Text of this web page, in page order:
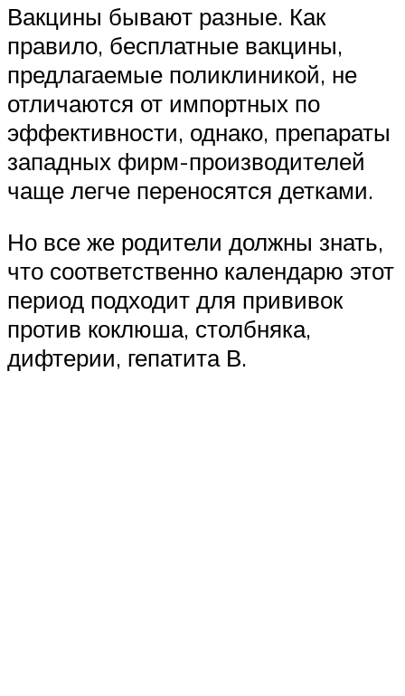
Вакцины бывают разные. Как
правило, бесплатные вакцины,
предлагаемые поликлиникой, не
отличаются от импортных по
эффективности, однако, препараты
западных фирм-производителей
чаще легче переносятся детками.
Но все же родители должны знать,
что соответственно календарю этот
период подходит для прививок
против коклюша, столбняка,
дифтерии, гепатита В.